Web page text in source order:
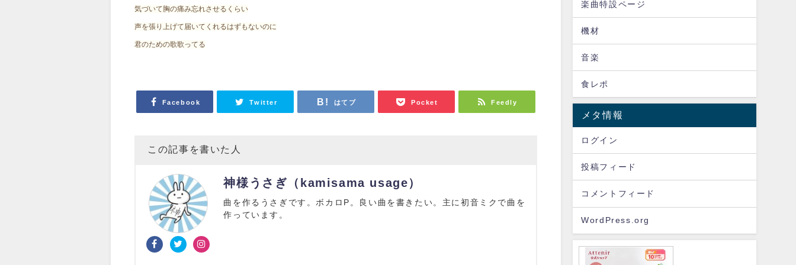
気づいて胸の痛み忘れさせるくらい
声を張り上げて届いてくれるはずもないのに
君のための歌歌ってる
Facebook Twitter はてブ Pocket Feedly
この記事を書いた人
神様うさぎ（kamisama usage）
曲を作るうさぎです。ボカロP。良い曲を書きたい。主に初音ミクで曲を
作っています。
楽曲特設ページ
機材
音楽
食レポ
メタ情報
ログイン
投稿フィード
コメントフィード
WordPress.org